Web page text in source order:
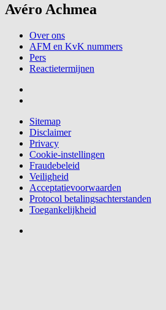
Avéro Achmea
Over ons
AFM en KvK nummers
Pers
Reactietermijnen
Sitemap
Disclaimer
Privacy
Cookie-instellingen
Fraudebeleid
Veiligheid
Acceptatievoorwaarden
Protocol betalingsachterstanden
Toegankelijkheid